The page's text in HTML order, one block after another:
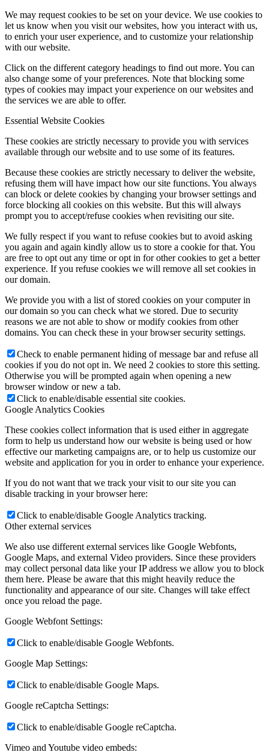
We may request cookies to be set on your device. We use cookies to
let us know when you visit our websites, how you interact with us,
to enrich your user experience, and to customize your relationship
with our website.
Click on the different category headings to find out more. You can
also change some of your preferences. Note that blocking some
types of cookies may impact your experience on our websites and
the services we are able to offer.
Essential Website Cookies
These cookies are strictly necessary to provide you with services
available through our website and to use some of its features.
Because these cookies are strictly necessary to deliver the website,
refusing them will have impact how our site functions. You always
can block or delete cookies by changing your browser settings and
force blocking all cookies on this website. But this will always
prompt you to accept/refuse cookies when revisiting our site.
We fully respect if you want to refuse cookies but to avoid asking
you again and again kindly allow us to store a cookie for that. You
are free to opt out any time or opt in for other cookies to get a better
experience. If you refuse cookies we will remove all set cookies in
our domain.
We provide you with a list of stored cookies on your computer in
our domain so you can check what we stored. Due to security
reasons we are not able to show or modify cookies from other
domains. You can check these in your browser security settings.
Check to enable permanent hiding of message bar and refuse all
cookies if you do not opt in. We need 2 cookies to store this setting.
Otherwise you will be prompted again when opening a new
browser window or new a tab.
Click to enable/disable essential site cookies.
Google Analytics Cookies
These cookies collect information that is used either in aggregate
form to help us understand how our website is being used or how
effective our marketing campaigns are, or to help us customize our
website and application for you in order to enhance your experience.
If you do not want that we track your visit to our site you can
disable tracking in your browser here:
Click to enable/disable Google Analytics tracking.
Other external services
We also use different external services like Google Webfonts,
Google Maps, and external Video providers. Since these providers
may collect personal data like your IP address we allow you to block
them here. Please be aware that this might heavily reduce the
functionality and appearance of our site. Changes will take effect
once you reload the page.
Google Webfont Settings:
Click to enable/disable Google Webfonts.
Google Map Settings:
Click to enable/disable Google Maps.
Google reCaptcha Settings:
Click to enable/disable Google reCaptcha.
Vimeo and Youtube video embeds: